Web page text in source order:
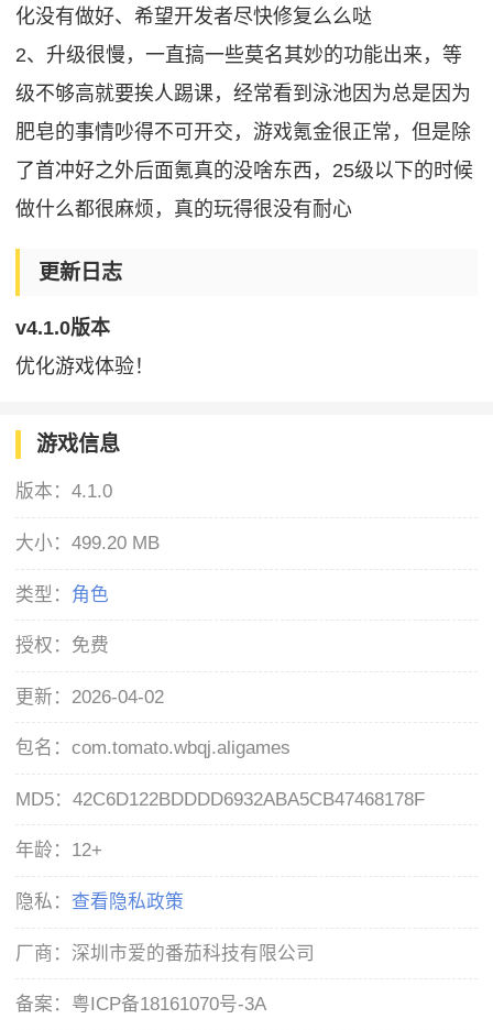
化没有做好、希望开发者尽快修复么么哒
2、升级很慢，一直搞一些莫名其妙的功能出来，等
级不够高就要挨人踢课，经常看到泳池因为总是因为
肥皂的事情吵得不可开交，游戏氪金很正常，但是除
了首冲好之外后面氪真的没啥东西，25级以下的时候
做什么都很麻烦，真的玩得很没有耐心
更新日志
v4.1.0版本
优化游戏体验！
游戏信息
版本：4.1.0
大小：499.20 MB
类型： 角色
授权： 免费
更新： 2026-04-02
包名：com.tomato.wbqj.aligames
MD5：42C6D122BDDDD6932ABA5CB47468178F
年龄： 12+
隐私： 查看隐私政策
厂商： 深圳市爱的番茄科技有限公司
备案： 粤ICP备18161070号-3A